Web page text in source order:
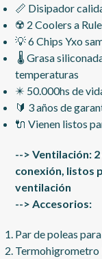
📏 Disipador
☢️ 2 Coolers a
💡 6 Chips Yxo
🌡 Grasa
temperaturas
✴️ 50.000hs de
🔰 3 años de
🔌 Vienen listos
--> Ventilación:
conexión, listos
ventilación
--> Accesorios:
Par de poleas
Termohigrometro